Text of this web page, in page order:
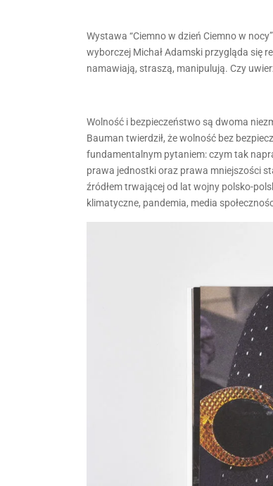
Wystawa “Ciemno w dzień Ciemno w
wyborczej Michał Adamski przygląda się
namawiają, straszą, manipulują. Czy
Wolność i bezpieczeństwo są dwoma
Bauman twierdził, że wolność bez
fundamentalnym pytaniem: czym tak
prawa jednostki oraz prawa mniejszości
źródłem trwającej od lat wojny polsko-
klimatyczne, pandemia, media